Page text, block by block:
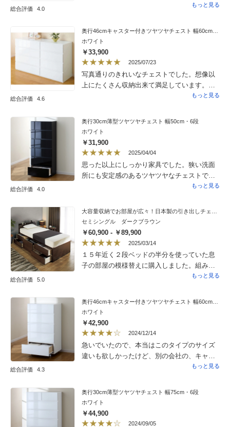
総合評価 4.0
もっと見る
総合評価 4.6
奥行46cmキャスター付きツヤツヤチェスト 幅60cm・4段
ホワイト
￥33,900
2025/07/23
写真通りのきれいなチェストでした。想像以
上にたくさん収納出来て満足しています。引
き出しの開閉のスムーズさをとても気に入っ
もっと見る
総合評価 4.0
奥行30cm薄型ツヤツヤチェスト 幅50cm・6段
ホワイト
￥31,900
2025/04/04
思った以上にしっかり家具でした。狭い洗面
所にも安定感のあるツヤツヤなチェストで気
もっと見る
総合評価 5.0
セミシングル ダークブラウン
￥60,900 - ￥89,900
2025/03/14
１５年近く２段ベッドの半分を使っていた息
子の部屋の模様替えに購入しました。組み立
てはとても簡単にできました。プラスチック
衣類の大半を移し替えましたが、たっぷりの
収納力に大満足。ひきだしの反対側は空洞の
収納ですが、ヨガマットや剣道の竹刀、ケー
ス購入の飲み物などを収納するのではないか
と思います。
もっと見る
総合評価 4.3
奥行46cmキャスター付きツヤツヤチェスト 幅60cm・5段
ホワイト
￥42,900
2024/12/14
急いでいたので、本当はこのタイプのサイズ
違いも欲しかったけど、別の会社の、キャス
ターのついてないタンスを購入しました。そ
やっぱりディノスさんの方が良かったです。
到着までに時間がかかったのが残念。これか
らの時代の流れを考えると、計画的に早めに
注文すべき、ですね。自戒をこめて星一つ減
もっと見る
奥行30cm薄型ツヤツヤチェスト 幅75cm・6段
ホワイト
￥44,900
2024/09/05